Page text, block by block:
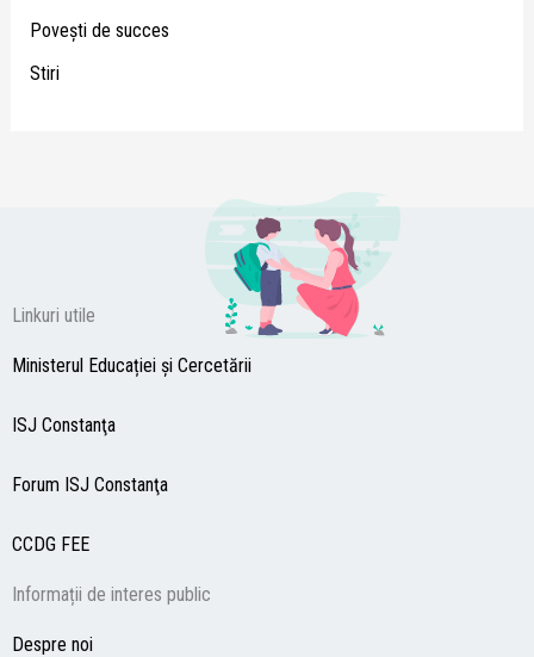
Poveşti de succes
Stiri
Linkuri utile
Ministerul Educației și Cercetării
ISJ Constanţa
Forum ISJ Constanţa
CCDG FEE
Informații de interes public
Despre noi